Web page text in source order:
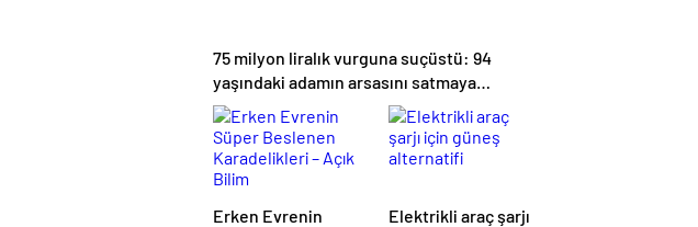
75 milyon liralık vurguna suçüstü: 94
yaşındaki adamın arsasını satmaya
çalıştılar
Erken Evrenin
Elektrikli araç şarjı